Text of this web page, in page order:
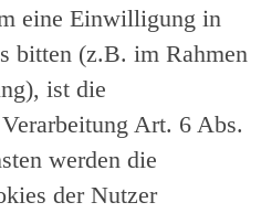
eine Einwilligung in
bitten (z.B. im Rahmen
ist die
Art. 6 Abs.
werden die
der Nutzer